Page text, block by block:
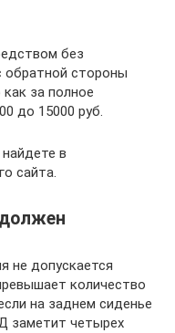
без
обратной стороны
за полное
до 15000 руб.
в
сайта.
не допускается
количество
на заднем сиденье
заметит четырех